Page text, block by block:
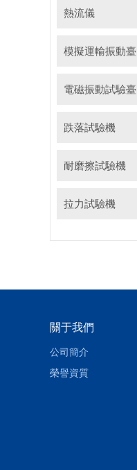
熱流儀
模擬運輸振動臺
電磁振動試驗臺
跌落試驗機
耐磨擦試驗機
拉力試驗機
關于我們
公司簡介
榮譽資質